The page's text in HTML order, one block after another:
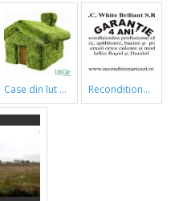
case din lut si paie reconditionari cazi de baie